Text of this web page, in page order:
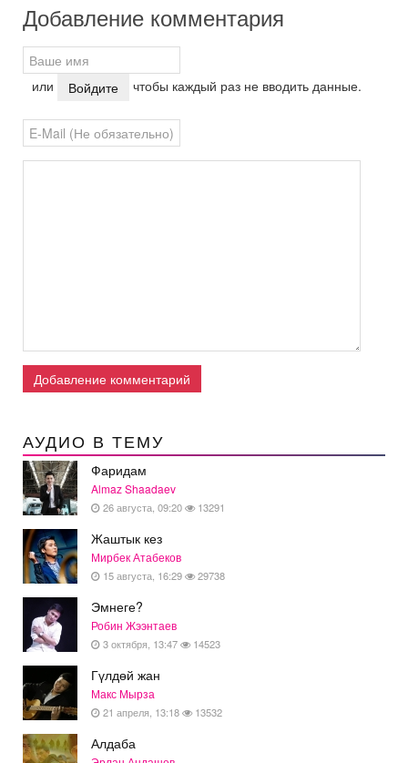
Добавление комментария
или Войдите чтобы каждый раз не вводить данные.
Добавление комментарий
АУДИО В ТЕМУ
Фаридам
Almaz Shaadaev
26 августа, 09:20 13291
Жаштык кез
Мирбек Атабеков
15 августа, 16:29 29738
Эмнеге?
Робин Жээнтаев
3 октября, 13:47 14523
Гүлдөй жан
Макс Мырза
21 апреля, 13:18 13532
Алдаба